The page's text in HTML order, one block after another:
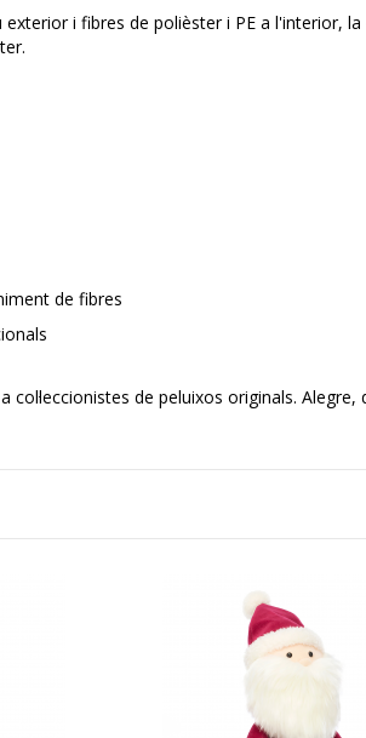
i fibres de polièster i PE a l'interior,
de fibres
de peluixos originals.